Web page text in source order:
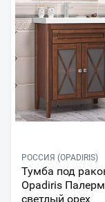
РОССИЯ (OPADIRIS)
Тумба под
Opadiris
светлый орех